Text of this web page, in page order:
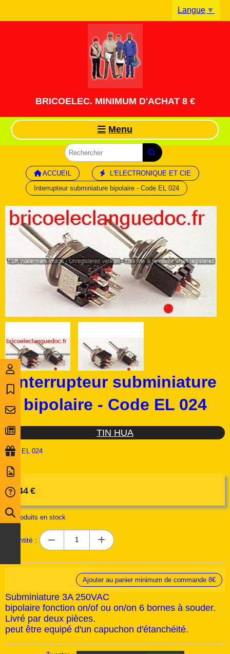
BRICOELEC. MINIMUM D'ACHAT 8 €
Menu
ACCUEIL
L'ELECTRONIQUE ET CIE
Interrupteur subminiature bipolaire - Code EL 024
Interrupteur subminiature
bipolaire - Code EL 024
TIN HUA
Ref : EL 024
4,44 €
60produits en stock
Quantité :
Ajouter au panier minimum de commande 8€
Subminiature 3A 250VAC
bipolaire fonction on/of ou on/on 6 bornes à souder.
Livré par deux pièces.
peut être equipé d'un capuchon d'étanchéité.
Langue ▼